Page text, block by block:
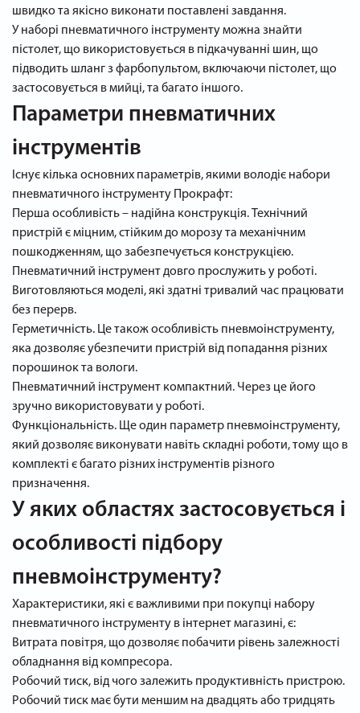
швидко та якісно виконати поставлені завдання.
У наборі пневматичного інструменту можна знайти
пістолет, що використовується в підкачуванні шин, що
підводить шланг з фарбопультом, включаючи пістолет, що
застосовується в мийці, та багато іншого.
Параметри пневматичних
інструментів
Існує кілька основних параметрів, якими володіє набори
пневматичного інструменту Прокрафт:
Перша особливість – надійна конструкція. Технічний
пристрій є міцним, стійким до морозу та механічним
пошкодженням, що забезпечується конструкцією.
Пневматичний інструмент довго прослужить у роботі.
Виготовляються моделі, які здатні тривалий час працювати
без перерв.
Герметичність. Це також особливість пневмоінструменту,
яка дозволяє убезпечити пристрій від попадання різних
порошинок та вологи.
Пневматичний інструмент компактний. Через це його
зручно використовувати у роботі.
Функціональність. Ще один параметр пневмоінструменту,
який дозволяє виконувати навіть складні роботи, тому що в
комплекті є багато різних інструментів різного
призначення.
У яких областях застосовується і
особливості підбору
пневмоінструменту?
Характеристики, які є важливими при покупці набору
пневматичного інструменту в інтернет магазині, є:
Витрата повітря, що дозволяє побачити рівень залежності
обладнання від компресора.
Робочий тиск, від чого залежить продуктивність пристрою.
Робочий тиск має бути меншим на двадцять або тридцять